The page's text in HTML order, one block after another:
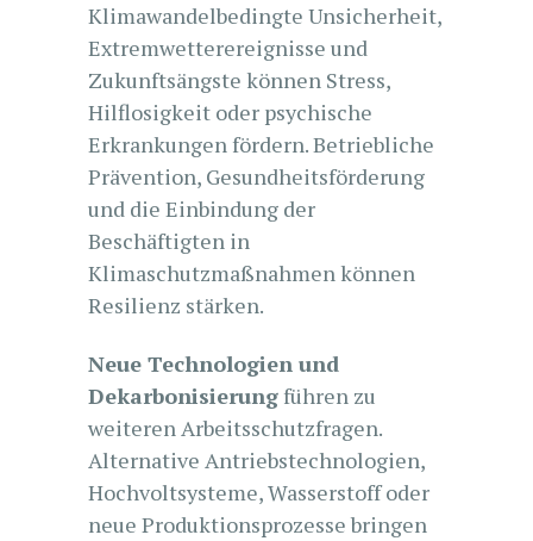
Klimawandelbedingte Unsicherheit,
Extremwetterereignisse und
Zukunftsängste können Stress,
Hilflosigkeit oder psychische
Erkrankungen fördern. Betriebliche
Prävention, Gesundheitsförderung
und die Einbindung der
Beschäftigten in
Klimaschutzmaßnahmen können
Resilienz stärken.
Neue Technologien und
Dekarbonisierungführen zu
weiteren Arbeitsschutzfragen.
Alternative Antriebstechnologien,
Hochvoltsysteme, Wasserstoff oder
neue Produktionsprozesse bringen